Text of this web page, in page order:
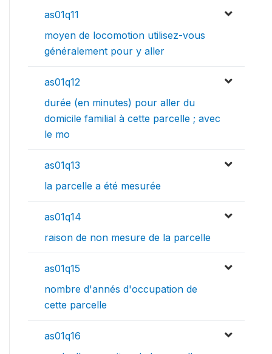
as01q11
moyen de locomotion utilisez-vous
généralement pour y aller
as01q12
durée (en minutes) pour aller du
domicile familial à cette parcelle ; avec
le mo
as01q13
la parcelle a été mesurée
as01q14
raison de non mesure de la parcelle
as01q15
nombre d'annés d'occupation de
cette parcelle
as01q16